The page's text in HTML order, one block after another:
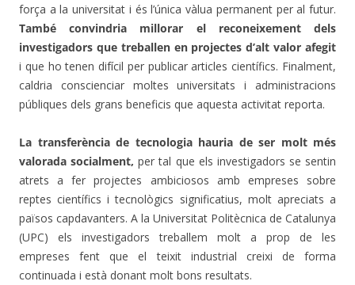
força a la universitat i és l’única vàlua permanent per al futur.
També convindria millorar el reconeixement dels
investigadors que treballen en projectes d’alt valor afegit
i que ho tenen difícil per publicar articles científics. Finalment,
caldria conscienciar moltes universitats i administracions
públiques dels grans beneficis que aquesta activitat reporta.
La transferència de tecnologia hauria de ser molt més
valorada socialment, per tal que els investigadors se sentin
atrets a fer projectes ambiciosos amb empreses sobre
reptes científics i tecnològics significatius, molt apreciats a
països capdavanters. A la Universitat Politècnica de Catalunya
(UPC) els investigadors treballem molt a prop de les
empreses fent que el teixit industrial creixi de forma
continuada i està donant molt bons resultats.